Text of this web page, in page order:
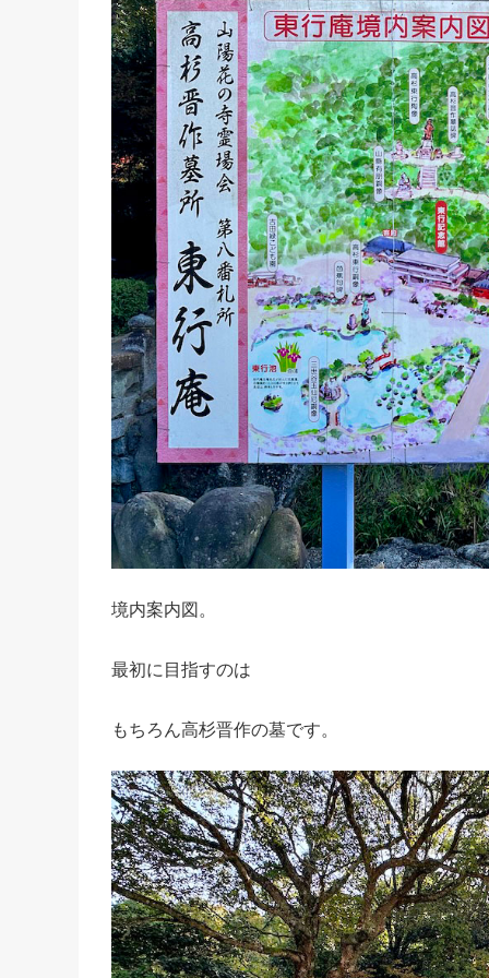
境内案内図。
最初に目指すのは
もちろん高杉晋作の墓です。